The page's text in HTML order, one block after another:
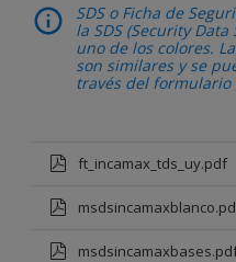
SDS o Ficha de
la SDS (Security
uno de los colores.
son similares y se
través del formulario
ft_incamax_tds_uy.pdf